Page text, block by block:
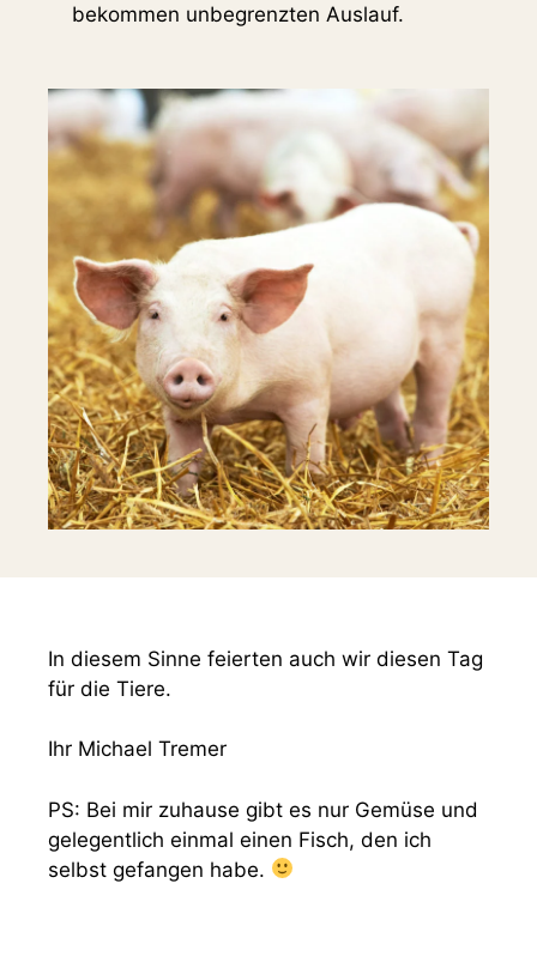
bekommen unbegrenzten Auslauf.
In diesem Sinne feierten auch wir diesen Tag
für die Tiere.
Ihr Michael Tremer
PS: Bei mir zuhause gibt es nur Gemüse und
gelegentlich einmal einen Fisch, den ich
selbst gefangen habe.